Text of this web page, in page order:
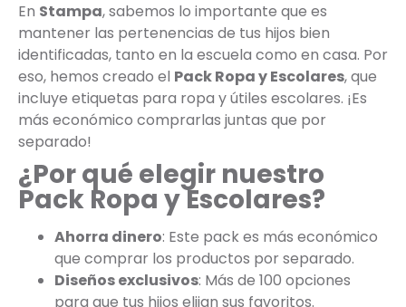
En Stampa, sabemos lo importante que es
mantener las pertenencias de tus hijos bien
identificadas, tanto en la escuela como en casa. Por
eso, hemos creado el Pack Ropa y Escolares, que
incluye etiquetas para ropa y útiles escolares. ¡Es
más económico comprarlas juntas que por
separado!
¿Por qué elegir nuestro
Pack Ropa y Escolares?
Ahorra dinero: Este pack es más económico
que comprar los productos por separado.
Diseños exclusivos: Más de 100 opciones
para que tus hijos elijan sus favoritos.